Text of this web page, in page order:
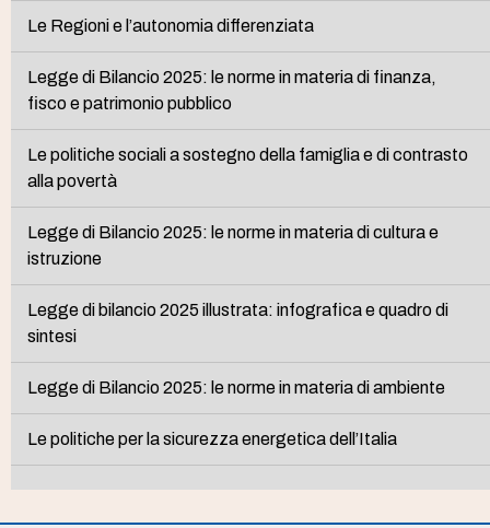
Le Regioni e l’autonomia differenziata
Legge di Bilancio 2025: le norme in materia di finanza,
fisco e patrimonio pubblico
Le politiche sociali a sostegno della famiglia e di contrasto
alla povertà
Legge di Bilancio 2025: le norme in materia di cultura e
istruzione
Legge di bilancio 2025 illustrata: infografica e quadro di
sintesi
Legge di Bilancio 2025: le norme in materia di ambiente
Le politiche per la sicurezza energetica dell’Italia